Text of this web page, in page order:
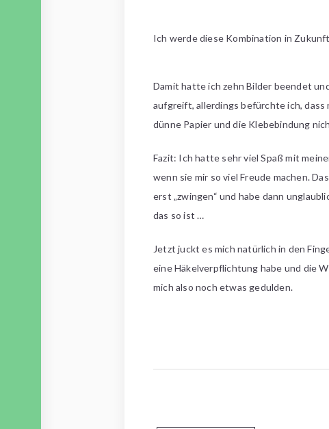
Ich werde diese Kombination in
Damit hatte ich zehn Bilder beendet
aufgreift, allerdings befürchte ich, dass
dünne Papier und die Klebebindung
Fazit: Ich hatte sehr viel Spaß mit
wenn sie mir so viel Freude machen.
erst „zwingen“ und habe dann
das so ist …
Jetzt juckt es mich natürlich in den
eine Häkelverpflichtung habe und die
mich also noch etwas gedulden.